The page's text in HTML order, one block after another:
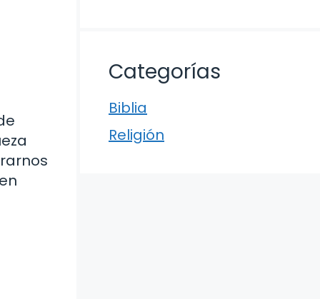
Categorías
Biblia
Religión